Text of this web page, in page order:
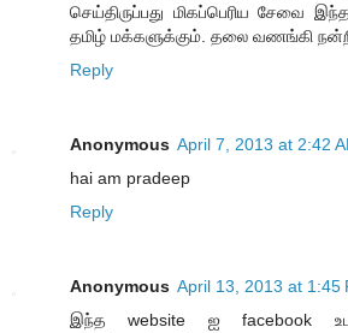
செய்திருப்பது மிகப்பெரிய சேவை
தமிழ் மக்களுக்கும். தலை வணங்கி
Reply
Anonymous April 7, 2013 at 2:42
hai am pradeep
Reply
Anonymous April 13, 2013 at 1:45
இந்த website ஐ facebook உடன்